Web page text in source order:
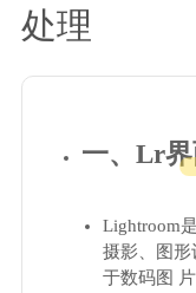
生活
其他
处理
一、Lr
Lightroom
摄影、图形
于数码图